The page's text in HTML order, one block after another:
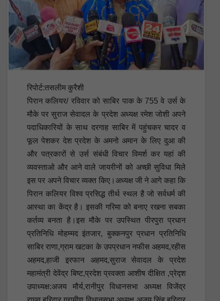
रिपोर्ट:तसलीम कुरैशी
पिरान कलियर/ रविवार को साबिर पाक के 755 वे उर्स के
मौके पर सुराज सेवादल के प्रदेश अध्यक्ष रमेश जोशी अपने
पदाधिकारियों के साथ दरगाह साबिर में पहुंचकर चादर व
फूल पेशकर देश प्रदेश के अमनो अमान के लिए दुआ की
और पत्रकारों से उर्स संबंधी विचार विमर्श कर यहां की
व्यवस्ताओ और आने वाले जायरीनों को अच्छी सुविधा मिले
इस पर अपने विचार व्यक्त किए।अध्यक्ष जी ने आगे कहा कि
पिरान कलियर विश्व प्रसिद्ध तीर्थ स्थल है जो सर्वधर्म की
आस्था का केंद्र है। इसकी गरिमा को बनाए रखना सबका
कर्तव्य बनता है।इस मौके पर उपस्थित पीरपुरा प्रधान
प्रतिनिधि मोहम्मद इंतजार, बुक्कनपुर प्रधान प्रतिनिधि
साबिर राणा,ग्राम खटका के उपप्रधान नफीस अहमद,रहीस
अहमद,हाजी इरफान अहमद,सुराज सेवादल के प्रदेश
महामंत्री देवेंद्र बिष्ट,प्रदेश प्रवक्ता आशीष दीक्षित ,प्रेद्श
उपाध्यक्ष:अजय मौर्य,रानीपुर विधानसभा अध्यक्ष विजेंद्र